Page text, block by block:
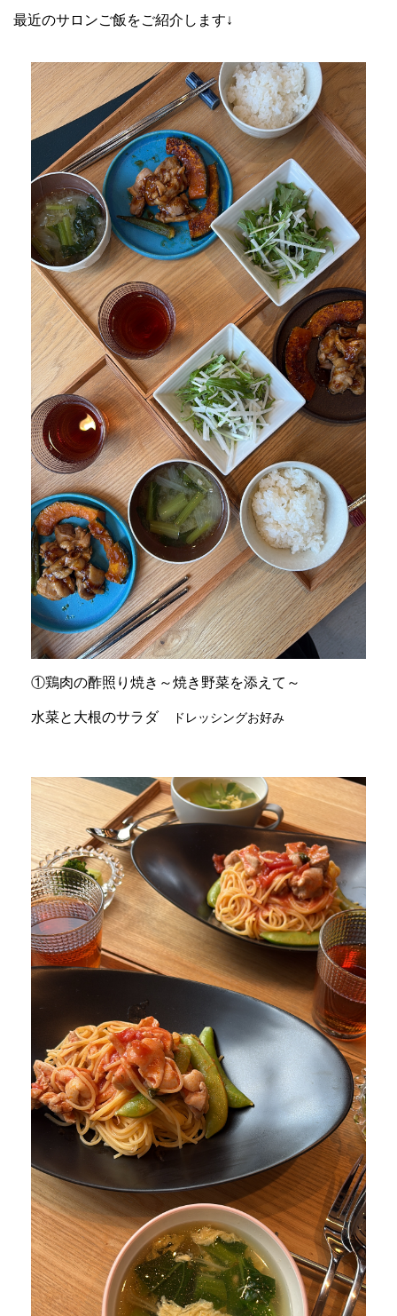
最近のサロンご飯をご紹介します↓
①鶏肉の酢照り焼き～焼き野菜を添えて～
水菜と大根のサラダ ドレッシングお好み